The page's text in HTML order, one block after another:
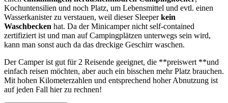
Kochuntensilien und noch Platz, um Lebensmittel und evtl. einen
Wasserkanister zu verstauen, weil dieser Sleeperkein
Waschbecken hat. Da der Minicamper nicht self-contained
zertifiziert ist und man auf Campingplätzen unterwegs sein wird,
kann man sonst auch da das dreckige Geschirr waschen.
Der Camper ist gut für 2 Reisende geeignet, die **preiswert **und
einfach reisen möchten, aber auch ein bisschen mehr Platz brauchen.
Mit hohen Kilometerzahlen und entsprechend hoher Abnutzung ist
auf jeden Fall hier zu rechnen!